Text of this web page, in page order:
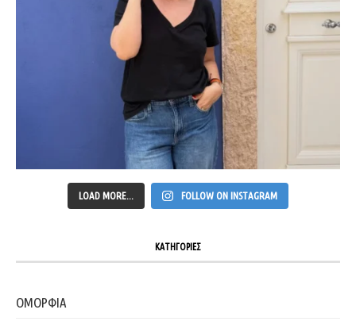
LOAD MORE... FOLLOW ON INSTAGRAM
ΚΑΤΗΓΟΡΙΕΣ
ΟΜΟΡΦΙΑ